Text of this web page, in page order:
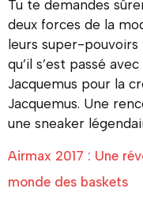
Tu te demandes
deux forces de la
leurs super-
qu’il s’est passé
Jacquemus pour la
Jacquemus. Une
une sneaker
Airmax 2017 : Une
monde des baskets